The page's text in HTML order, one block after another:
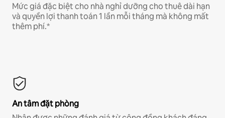
Mức giá đặc biệt cho nhà nghỉ dưỡng cho thuê dài hạn
và quyền lợi thanh toán 1 lần mỗi tháng mà không mất
thêm phí.*
An tâm đặt phòng